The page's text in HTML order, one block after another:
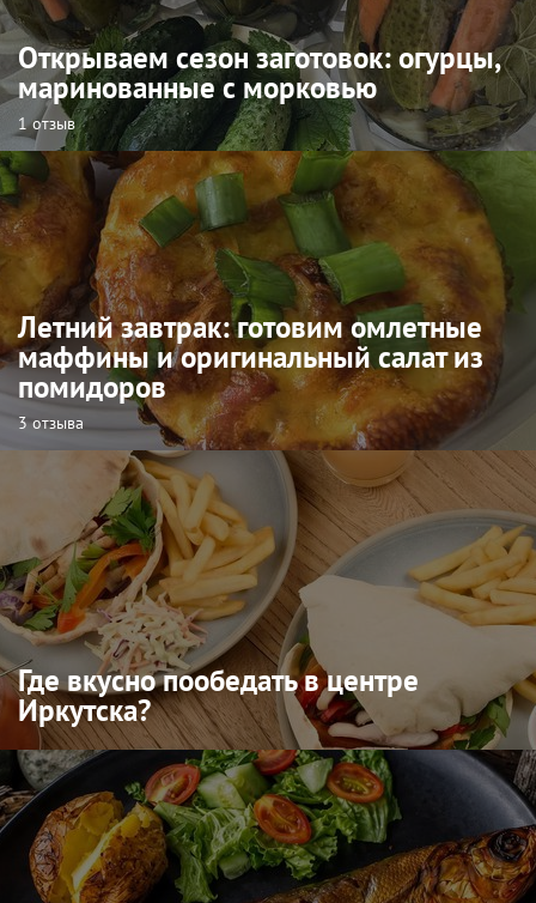
Открываем сезон заготовок: огурцы,
маринованные с морковью
1 отзыв
Летний завтрак: готовим омлетные
маффины и оригинальный салат из
помидоров
3 отзыва
Где вкусно пообедать в центре
Иркутска?